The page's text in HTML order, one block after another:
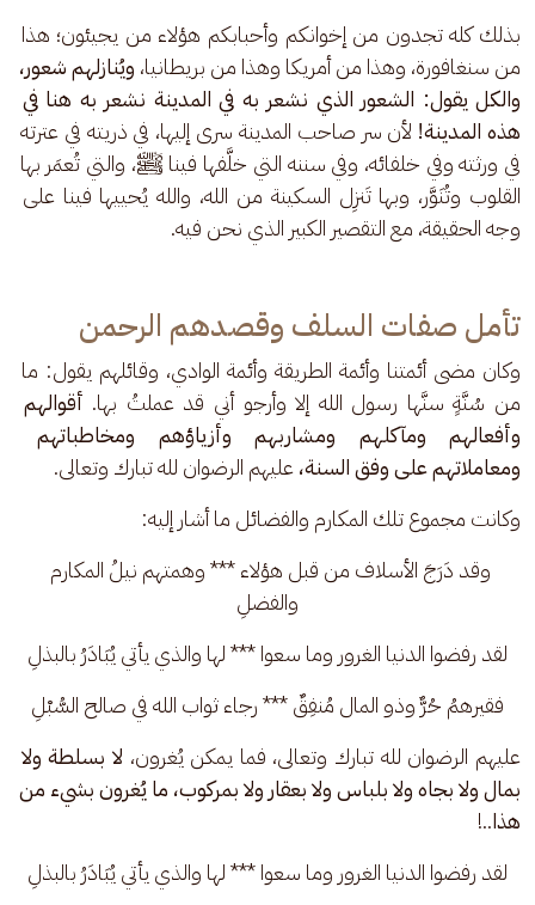
بذلك كله تجدون من إخوانكم وأحبابكم هؤلاء من يجيئون؛ هذا
من سنغافورة، وهذا من أمريكا وهذا من بريطانيا، ويُنازلهم شعور،
والكل يقول: الشعور الذي نشعر به في المدينة نشعر به هنا في
هذه المدينة! لأن سر صاحب المدينة سرى إليها، في ذريته في عترته
في ورثته وفي خلفائه، وفي سننه التي خلَّفها فينا ﷺ، والتي تُعمَر بها
القلوب وتُنَوَّر، وبها تَنزِل السكينة من الله، والله يُحييها فينا على
وجه الحقيقة، مع التقصير الكبير الذي نحن فيه.
تأمل صفات السلف وقصدهم الرحمن
وكان مضى أئمتنا وأئمة الطريقة وأئمة الوادي، وقائلهم يقول: ما
من سُنَّةٍ سنَّها رسول الله إلا وأرجو أني قد عملتُ بها. أقوالهم
وأفعالهم ومآكلهم ومشاربهم وأزياؤهم ومخاطباتهم
ومعاملاتهم على وفق السنة، عليهم الرضوان لله تبارك وتعالى.
وكانت مجموع تلك المكارم والفضائل ما أشار إليه:
وقد دَرَجَ الأسلاف من قبل هؤلاء *** وهمتهم نيلُ المكارم
والفضلِ
لقد رفضوا الدنيا الغرور وما سعوا *** لها والذي يأتي يُبَادَرُ بالبذلِ
فقيرهمُ حُرٌّ وذو المال مُنفِقٌ *** رجاء ثواب الله في صالح السُّبْلِ
عليهم الرضوان لله تبارك وتعالى، فما يمكن يُغرون، لا بسلطة ولا
بمال ولا بجاه ولا بلباس ولا بعقار ولا بمركوب، ما يُغرون بشيء من
هذا..!
لقد رفضوا الدنيا الغرور وما سعوا *** لها والذي يأتي يُبَادَرُ بالبذلِ